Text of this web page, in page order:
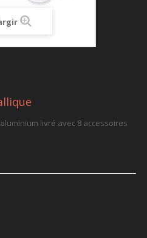
livré avec 8 accessoires